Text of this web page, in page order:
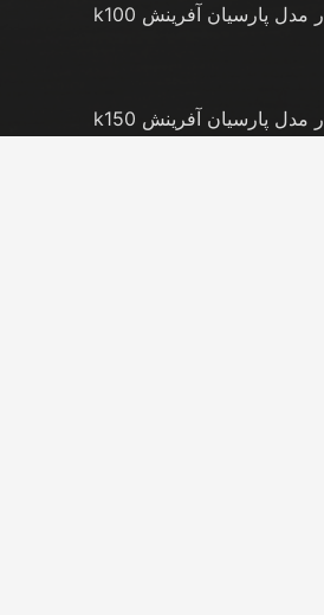
سکه گرمی طلا 18 عیار مدل پارسیان آفرینش k100
سکه طلا گرمی 18 عیار مدل پارسیان آفرینش k150